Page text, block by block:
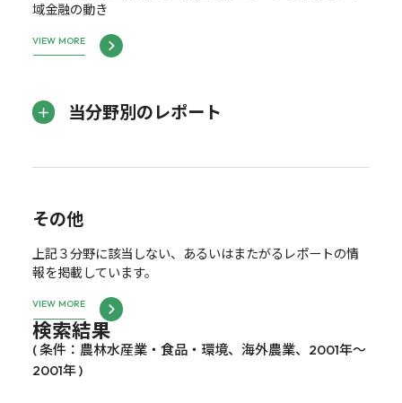
域金融の動き
VIEW MORE
当分野別のレポート
その他
上記３分野に該当しない、あるいはまたがるレポートの情
報を掲載しています。
VIEW MORE
検索結果
( 条件：農林水産業・食品・環境、海外農業、2001年～
2001年 )